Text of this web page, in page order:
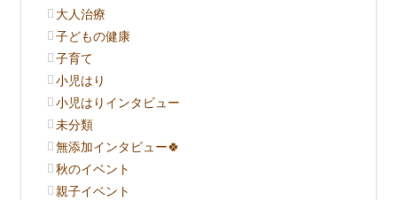
大人治療
子どもの健康
子育て
小児はり
小児はりインタビュー
未分類
無添加インタビュー🍀
秋のイベント
親子イベント